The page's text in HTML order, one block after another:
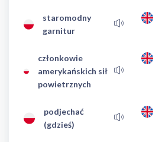
staromodny
garnitur
członkowie
amerykańskich sił
powietrznych
podjechać
(gdzieś)